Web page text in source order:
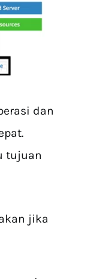
dan
tujuan
jika